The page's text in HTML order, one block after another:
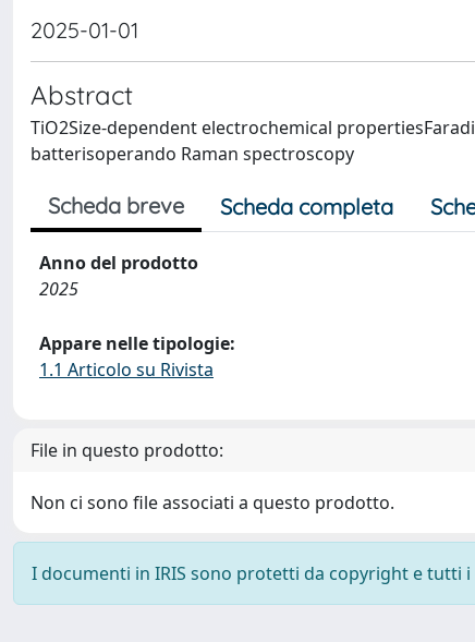
2025-01-01
Abstract
TiO2Size-dependent electrochemical
batterisoperando Raman spectroscopy
Scheda breve Scheda completa
Anno del prodotto
2025
Appare nelle tipologie:
1.1 Articolo su Rivista
File in questo prodotto:
Non ci sono file associati a questo prodotto.
I documenti in IRIS sono protetti da copyright e tutti